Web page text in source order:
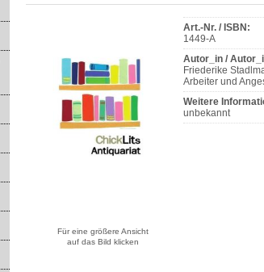
Für eine größere Ansicht
auf das Bild klicken
Art.-Nr. / ISBN:
1449-A
Autor_in /
Friederike
Arbeiter und
Weitere
unbekannt